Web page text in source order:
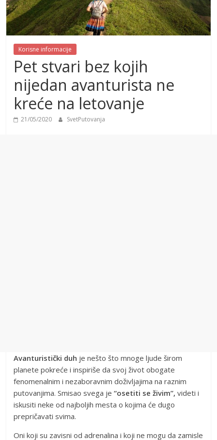
Korisne informacije
Pet stvari bez kojih
nijedan avanturista ne
kreće na letovanje
21/05/2020 SvetPutovanja
Avanturistički duh je nešto što mnoge ljude širom
planete pokreće i inspiriše da svoj život obogate
fenomenalnim i nezaboravnim doživljajima na raznim
putovanjima. Smisao svega je“osetiti se živim”, videti i
iskusiti neke od najboljih mesta o kojima će dugo
prepričavati svima.
Oni koji su zavisni od adrenalina i koji ne mogu da zamisle